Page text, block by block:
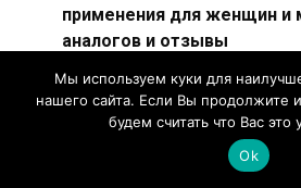
применения для женщин и
аналогов и отзывы
Вагинальный крем Далацин
используется в терапии
заболеваний,
Мы используем куки для
нашего сайта. Если Вы продолжите
будем считать что Вас это
Ok